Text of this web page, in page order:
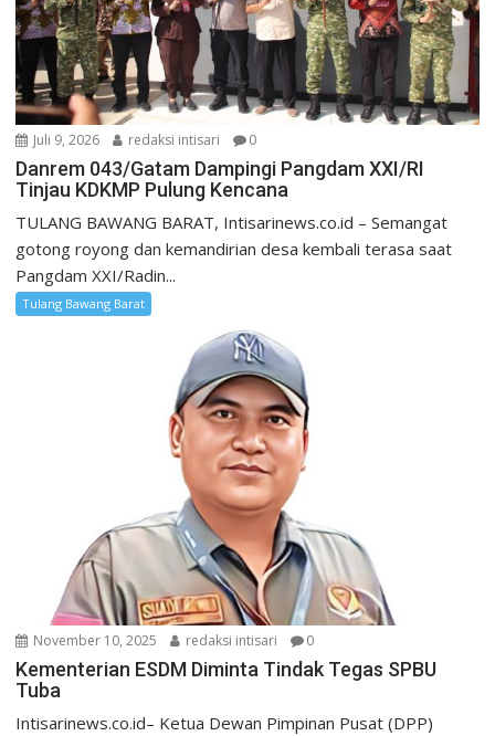
Juli 9, 2026 redaksi intisari 0
Danrem 043/Gatam Dampingi Pangdam XXI/RI
Tinjau KDKMP Pulung Kencana
TULANG BAWANG BARAT, Intisarinews.co.id – Semangat
gotong royong dan kemandirian desa kembali terasa saat
Pangdam XXI/Radin...
Tulang Bawang Barat
November 10, 2025 redaksi intisari 0
Kementerian ESDM Diminta Tindak Tegas SPBU
Tuba
Intisarinews.co.id– Ketua Dewan Pimpinan Pusat (DPP)